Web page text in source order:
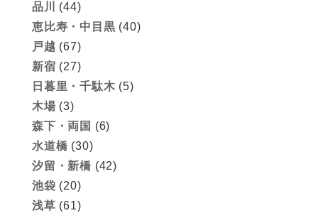
品川
(44)
恵比寿・中目黒 (40)
戸越 (67)
新宿 (27)
日暮里・千駄木 (5)
木場 (3)
森下・両国 (6)
水道橋 (30)
汐留・新橋 (42)
池袋 (20)
浅草 (61)